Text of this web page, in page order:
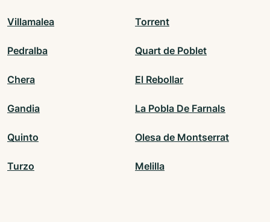
Villamalea Torrent
Pedralba Quart de Poblet
Chera El Rebollar
Gandia La Pobla De Farnals
Quinto Olesa de Montserrat
Turzo Melilla